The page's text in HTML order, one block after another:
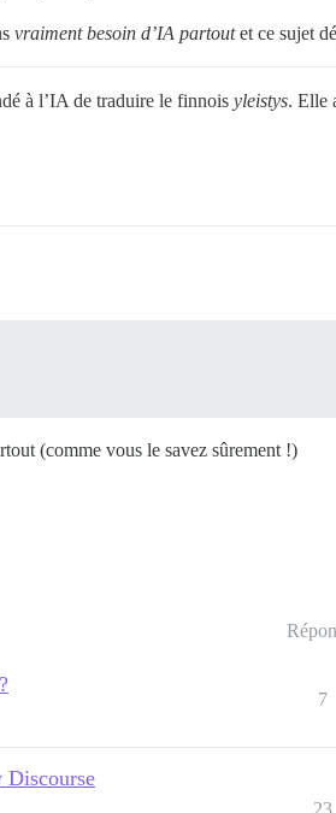
vraiment besoin d’IA partoutet ce sujet
à l’IA de traduire le finnois yleistys. Elle
(comme vous le savez sûrement !)
7
23